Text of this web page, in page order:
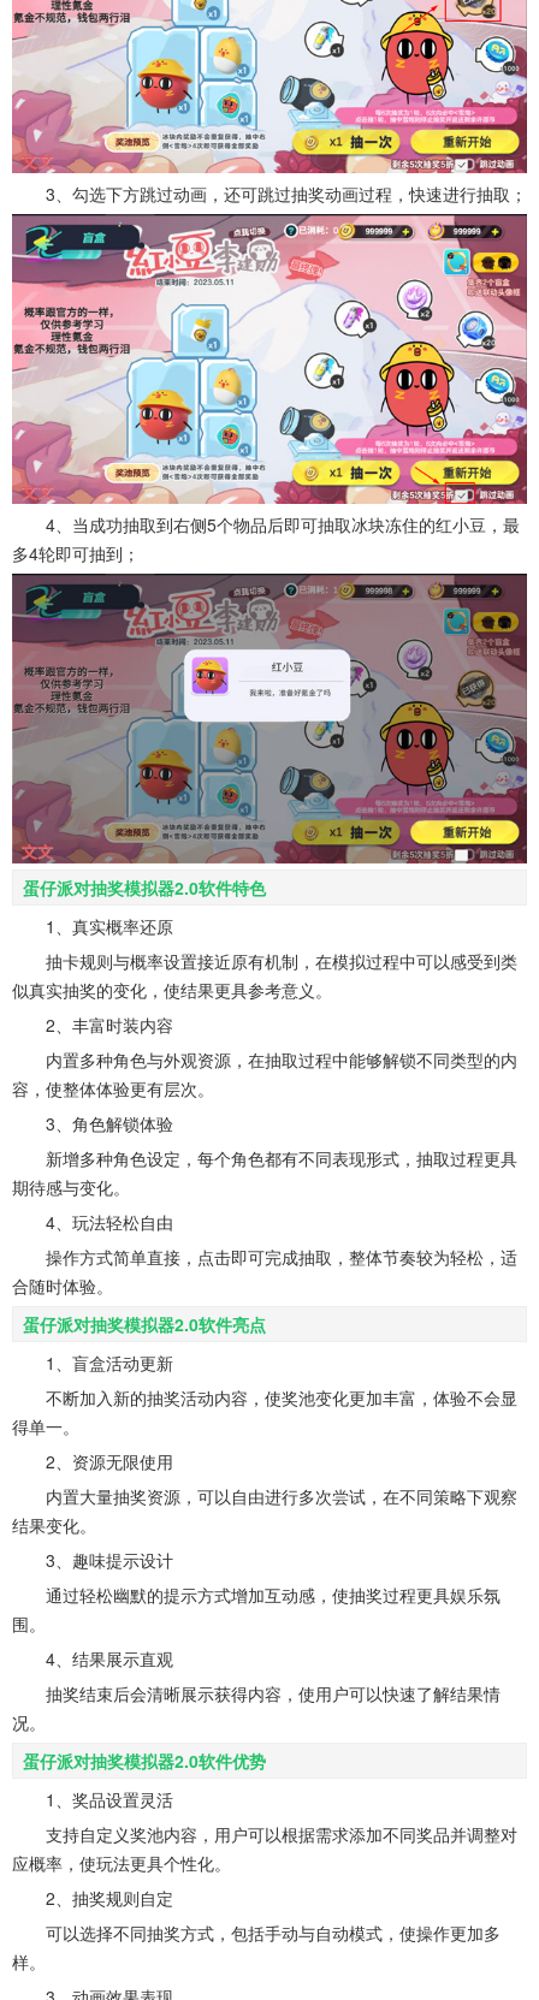
3、勾选下方跳过动画，还可跳过抽奖动画过程，快速进行抽取；
4、当成功抽取到右侧5个物品后即可抽取冰块冻住的红小豆，最
多4轮即可抽到；
蛋仔派对抽奖模拟器2.0软件特色
1、真实概率还原
抽卡规则与概率设置接近原有机制，在模拟过程中可以感受到类
似真实抽奖的变化，使结果更具参考意义。
2、丰富时装内容
内置多种角色与外观资源，在抽取过程中能够解锁不同类型的内
容，使整体体验更有层次。
3、角色解锁体验
新增多种角色设定，每个角色都有不同表现形式，抽取过程更具
期待感与变化。
4、玩法轻松自由
操作方式简单直接，点击即可完成抽取，整体节奏较为轻松，适
合随时体验。
蛋仔派对抽奖模拟器2.0软件亮点
1、盲盒活动更新
不断加入新的抽奖活动内容，使奖池变化更加丰富，体验不会显
得单一。
2、资源无限使用
内置大量抽奖资源，可以自由进行多次尝试，在不同策略下观察
结果变化。
3、趣味提示设计
通过轻松幽默的提示方式增加互动感，使抽奖过程更具娱乐氛
围。
4、结果展示直观
抽奖结束后会清晰展示获得内容，使用户可以快速了解结果情
况。
蛋仔派对抽奖模拟器2.0软件优势
1、奖品设置灵活
支持自定义奖池内容，用户可以根据需求添加不同奖品并调整对
应概率，使玩法更具个性化。
2、抽奖规则自定
可以选择不同抽奖方式，包括手动与自动模式，使操作更加多
样。